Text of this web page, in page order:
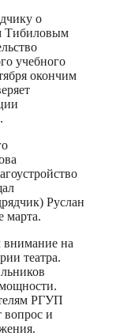
о
Тибиловым
учебного
окончим
Руслан
марта.
на
театра.
РГУП
вопрос и